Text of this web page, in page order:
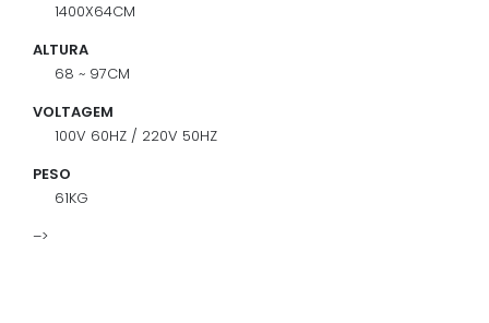
1400X64CM
ALTURA
68 ~ 97CM
VOLTAGEM
100V 60HZ / 220V 50HZ
PESO
61KG
–>